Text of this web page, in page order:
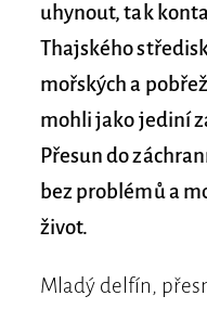
uhynout, tak
Thajského
mořských a
mohli jako jediní
Přesun do
bez problémů a
život.
Mladý delfín,